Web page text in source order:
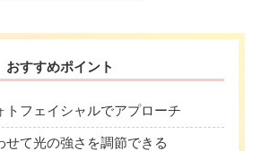
おすすめポイント
トフェイシャルでアプローチ
せて光の強さを調節できる